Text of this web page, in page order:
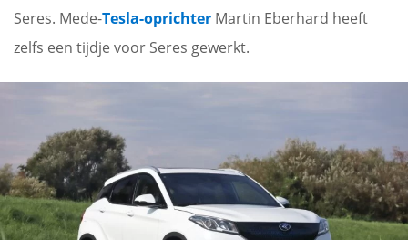
Seres. Mede-Tesla-oprichter Martin Eberhard heeft
zelfs een tijdje voor Seres gewerkt.